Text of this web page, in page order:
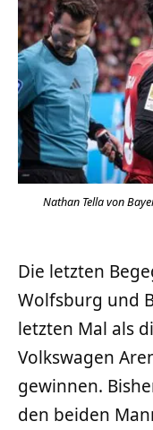
Nathan Tella von
Die letzten
Wolfsburg und
letzten Mal als
Volkswagen
gewinnen.
den beiden